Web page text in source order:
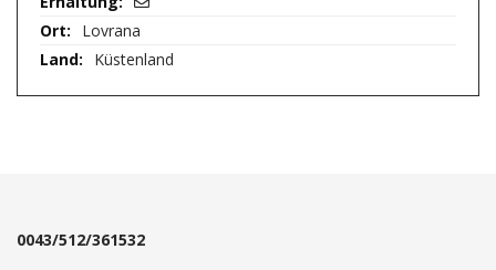
Lovrana
Küstenland
0043/512/361532